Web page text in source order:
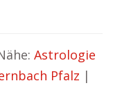
Astrologie
Pfalz |